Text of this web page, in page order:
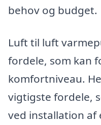
behov og budget.
Luft til luft
fordele, som kan
komfortniveau.
vigtigste fordele,
ved installation af